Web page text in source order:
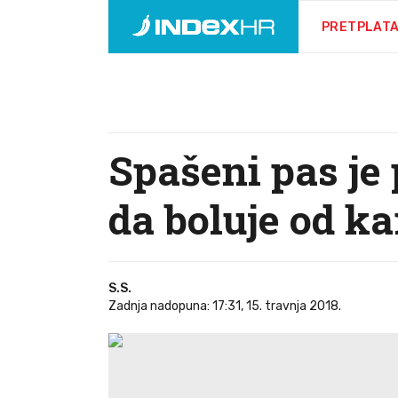
PRETPLATA
Spašeni pas
da boluje od
S.S.
Zadnja nadopuna: 17:31, 15. travnja 2018.